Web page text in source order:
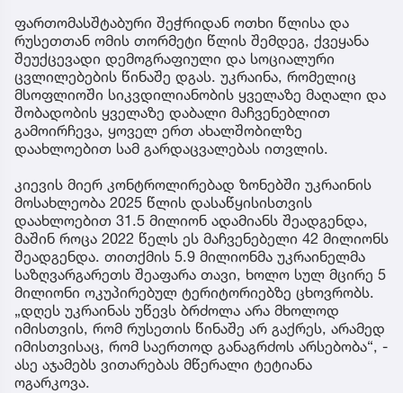
ფართომასშტაბური შეჭრიდან ოთხი წლისა და
რუსეთთან ომის თორმეტი წლის შემდეგ, ქვეყანა
შეუქცევადი დემოგრაფიული და სოციალური
ცვლილებების წინაშე დგას. უკრაინა, რომელიც
მსოფლიოში სიკვდილიანობის ყველაზე მაღალი და
შობადობის ყველაზე დაბალი მაჩვენებლით
გამოირჩევა, ყოველ ერთ ახალშობილზე
დაახლოებით სამ გარდაცვალებას ითვლის.
კიევის მიერ კონტროლირებად ზონებში უკრაინის
მოსახლეობა 2025 წლის დასაწყისისთვის
დაახლოებით 31.5 მილიონ ადამიანს შეადგენდა,
მაშინ როცა 2022 წელს ეს მაჩვენებელი 42 მილიონს
შეადგენდა. თითქმის 5.9 მილიონმა უკრაინელმა
საზღვარგარეთს შეაფარა თავი, ხოლო სულ მცირე 5
მილიონი ოკუპირებულ ტერიტორიებზე ცხოვრობს.
„დღეს უკრაინას უწევს ბრძოლა არა მხოლოდ
იმისთვის, რომ რუსეთის წინაშე არ გაქრეს, არამედ
იმისთვისაც, რომ საერთოდ განაგრძოს არსებობა“, -
ასე აჯამებს ვითარებას მწერალი ტეტიანა
ოგარკოვა.